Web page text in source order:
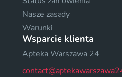
Nasze zasady
Warunki
Wsparcie klienta
Apteka Warszawa 24